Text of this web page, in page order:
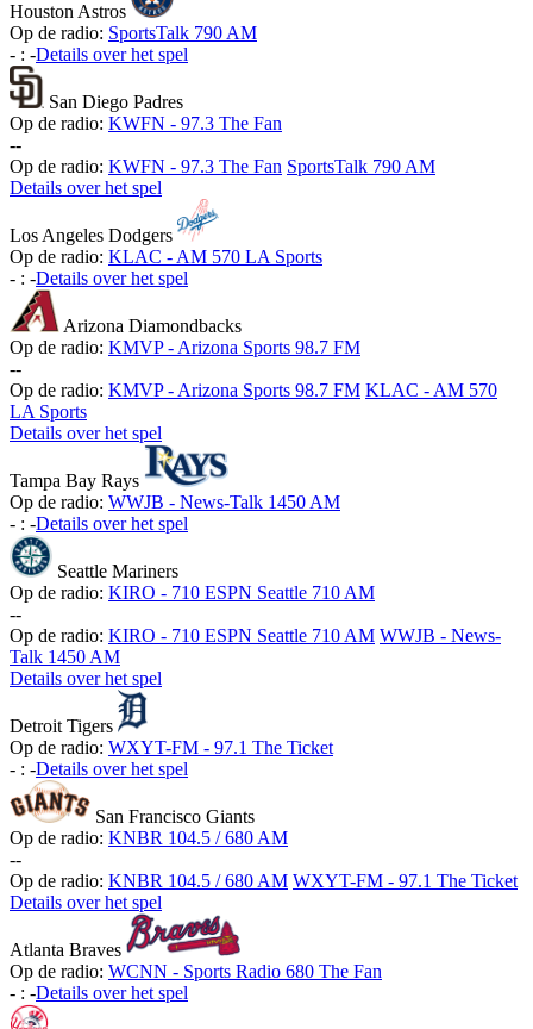
Houston Astros
Op de radio: SportsTalk 790 AM
- : -Details over het spel
San Diego Padres
Op de radio: KWFN - 97.3 The Fan
--
Op de radio: KWFN - 97.3 The Fan SportsTalk 790 AM
Details over het spel
Los Angeles Dodgers
Op de radio: KLAC - AM 570 LA Sports
- : -Details over het spel
Arizona Diamondbacks
Op de radio: KMVP - Arizona Sports 98.7 FM
--
Op de radio: KMVP - Arizona Sports 98.7 FM KLAC - AM 570
LA Sports
Details over het spel
Tampa Bay Rays
Op de radio: WWJB - News-Talk 1450 AM
- : -Details over het spel
Seattle Mariners
Op de radio: KIRO - 710 ESPN Seattle 710 AM
--
Op de radio: KIRO - 710 ESPN Seattle 710 AM WWJB - News-
Talk 1450 AM
Details over het spel
Detroit Tigers
Op de radio: WXYT-FM - 97.1 The Ticket
- : -Details over het spel
San Francisco Giants
Op de radio: KNBR 104.5 / 680 AM
--
Op de radio: KNBR 104.5 / 680 AM WXYT-FM - 97.1 The Ticket
Details over het spel
Atlanta Braves
Op de radio: WCNN - Sports Radio 680 The Fan
- : -Details over het spel